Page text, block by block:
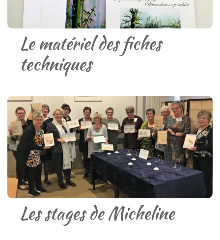
Le matériel des fiches
techniques
Les stages de Micheline